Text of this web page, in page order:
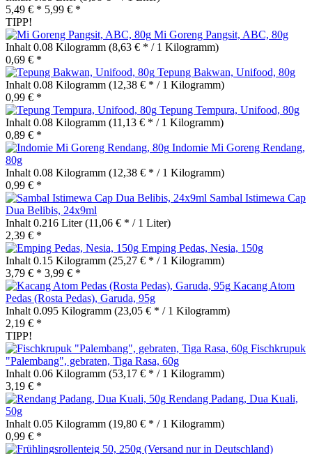
5,49 € * 5,99 € *
TIPP!
Mi Goreng Pangsit, ABC, 80g
Inhalt 0.08 Kilogramm (8,63 € * / 1 Kilogramm)
0,69 € *
Tepung Bakwan, Unifood, 80g
Inhalt 0.08 Kilogramm (12,38 € * / 1 Kilogramm)
0,99 € *
Tepung Tempura, Unifood, 80g
Inhalt 0.08 Kilogramm (11,13 € * / 1 Kilogramm)
0,89 € *
Indomie Mi Goreng Rendang,
80g
Inhalt 0.08 Kilogramm (12,38 € * / 1 Kilogramm)
0,99 € *
Sambal Istimewa Cap
Dua Belibis, 24x9ml
Inhalt 0.216 Liter(11,06 € * / 1 Liter)
2,39 € *
Emping Pedas, Nesia, 150g
Inhalt 0.15 Kilogramm (25,27 € * / 1 Kilogramm)
3,79 € * 3,99 € *
Kacang Atom
Pedas (Rosta Pedas), Garuda, 95g
Inhalt 0.095 Kilogramm (23,05 € * / 1 Kilogramm)
2,19 € *
TIPP!
Fischkrupuk
"Palembang", gebraten, Tiga Rasa, 60g
Inhalt 0.06 Kilogramm (53,17 € * / 1 Kilogramm)
3,19 € *
Rendang Padang, Dua Kuali,
50g
Inhalt 0.05 Kilogramm (19,80 € * / 1 Kilogramm)
0,99 € *